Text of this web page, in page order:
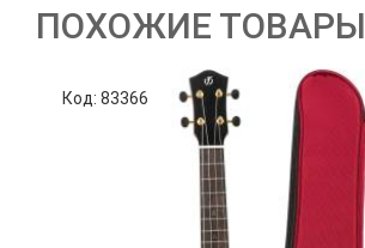
ПОХОЖИЕ ТОВАРЫ
Код: 83366